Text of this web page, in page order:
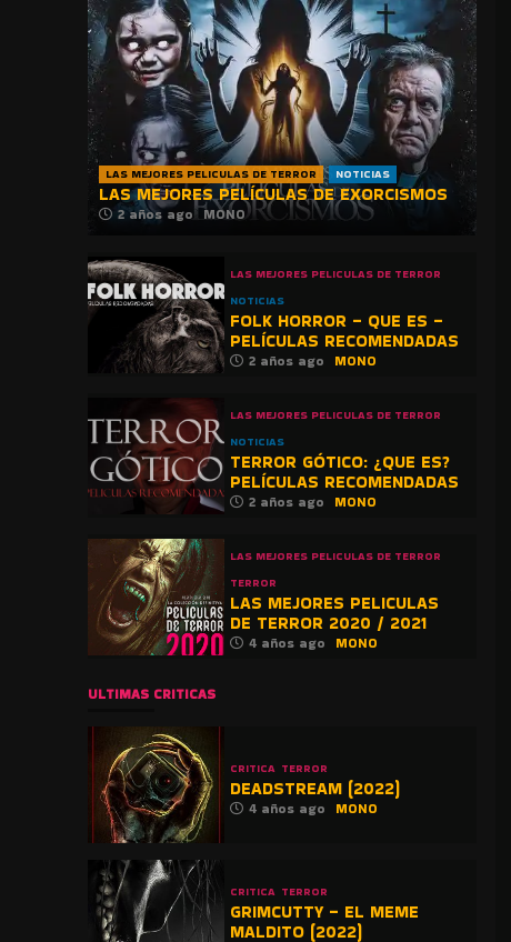
LAS MEJORES PELICULAS DE TERROR NOTICIAS
LAS MEJORES PELÍCULAS DE EXORCISMOS
2 años ago MONO
LAS MEJORES PELICULAS DE TERROR
NOTICIAS
FOLK HORROR – QUE ES –
PELÍCULAS RECOMENDADAS
2 años ago MONO
LAS MEJORES PELICULAS DE TERROR
NOTICIAS
TERROR GÓTICO: ¿QUE ES?
PELÍCULAS RECOMENDADAS
2 años ago MONO
LAS MEJORES PELICULAS DE TERROR
TERROR
LAS MEJORES PELICULAS
DE TERROR 2020 / 2021
4 años ago MONO
ULTIMAS CRITICAS
CRITICA TERROR
DEADSTREAM (2022)
4 años ago MONO
CRITICA TERROR
GRIMCUTTY – EL MEME
MALDITO (2022)